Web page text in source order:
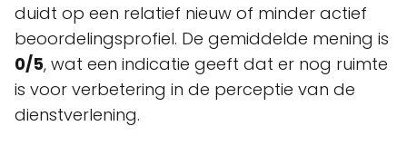
duidt op een relatief nieuw of minder actief
beoordelingsprofiel. De gemiddelde mening is
0/5, wat een indicatie geeft dat er nog ruimte
is voor verbetering in de perceptie van de
dienstverlening.